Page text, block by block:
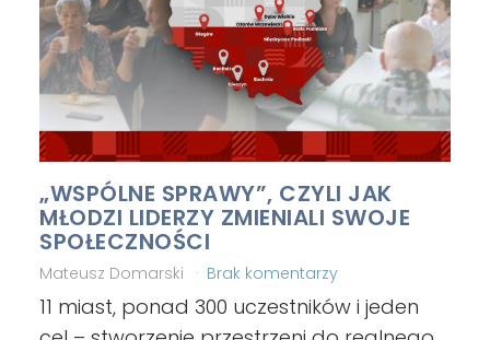
„WSPÓLNE SPRAWY”, CZYLI JAK
MŁODZI LIDERZY ZMIENIALI SWOJE
SPOŁECZNOŚCI
Mateusz Domarski Brak komentarzy
11 miast, ponad 300 uczestników i jeden